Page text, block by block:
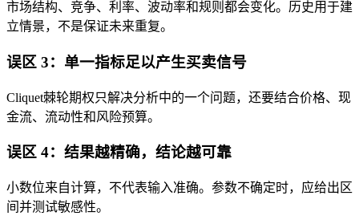
市场结构、竞争、利率、波动率和规则都会变化。历史用于建
立情景，不是保证未来重复。
误区 3：单一指标足以产生买卖信号
Cliquet棘轮期权只解决分析中的一个问题，还要结合价格、现
金流、流动性和风险预算。
误区 4：结果越精确，结论越可靠
小数位来自计算，不代表输入准确。参数不确定时，应给出区
间并测试敏感性。